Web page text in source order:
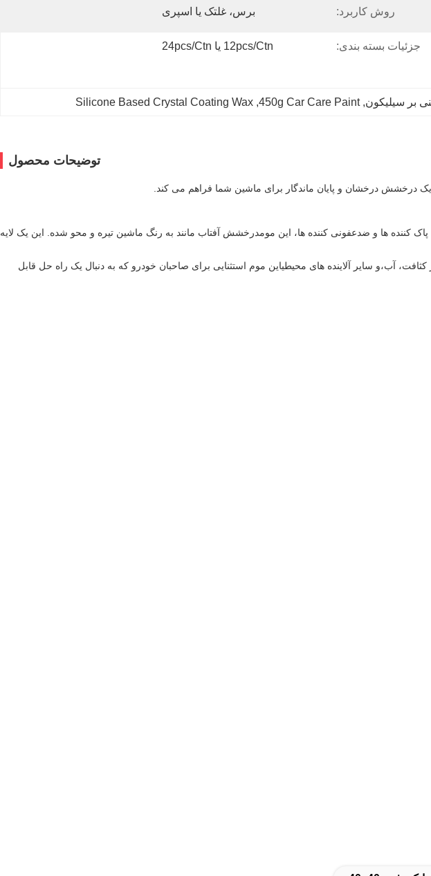
روش کاربرد: برس، غلتک یا اسپری
جزئیات بسته بندی: 12pcs/ctn یا 24pcs/ctn
,
450g Car Care Paint
,
Silicone Based Crystal Coating Wax
توضیحات محصول
درخشش درخشان و پایان ماندگار برای ماشین شما فراهم می کند.
ها و ضدعفونی کننده ها، این مومدرخشش آفتاب مانند به رنگ ماشین تیره و محو شده. این یک لایه
آب،و سایر آلاینده های محیطیاین موم استثنایی برای صاحبان خودرو که به دنبال یک راه حل قابل